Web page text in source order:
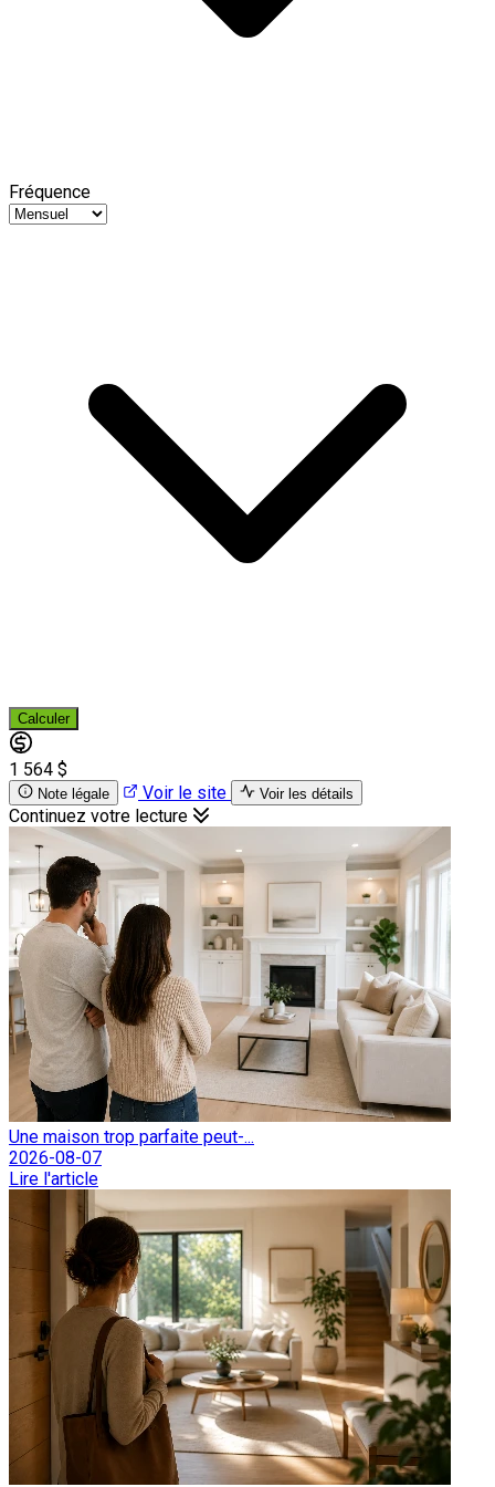
Fréquence
Calculer
1 564 $
Note légale Voir le site Voir les détails
Continuez votre lecture
Une maison trop parfaite peut-...
2026-08-07
Lire l'article